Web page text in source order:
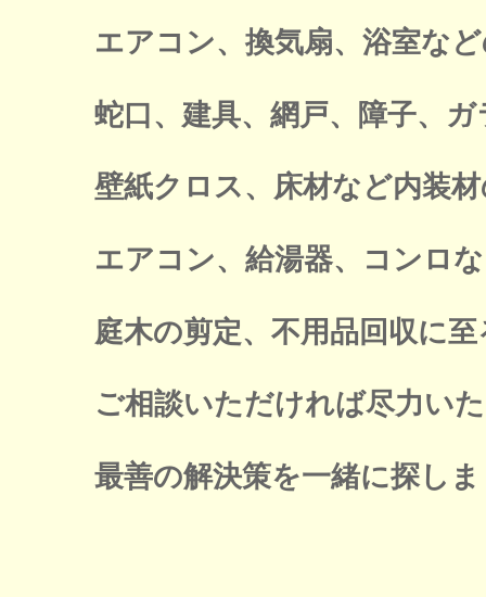
エアコン、換気扇、浴室な
蛇口、建具、網戸、障子、
壁紙クロス、床材など内装
エアコン、給湯器、コンロ
庭木の剪定、不用品回収に
ご相談いただければ尽力い
最善の解決策を一緒に探し